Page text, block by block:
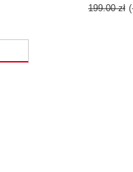
199.00 zł